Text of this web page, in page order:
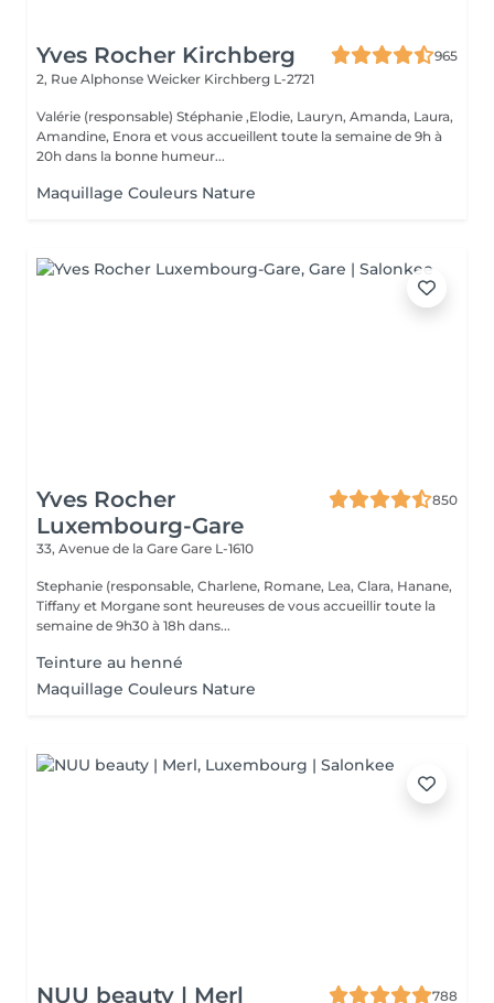
Yves Rocher Kirchberg
965
2, Rue Alphonse Weicker Kirchberg L-2721
Valérie (responsable) Stéphanie ,Elodie, Lauryn, Amanda, Laura,
Amandine, Enora et vous accueillent toute la semaine de 9h à
20h dans la bonne humeur...
Maquillage Couleurs Nature
Yves Rocher
Luxembourg-Gare
850
33, Avenue de la Gare Gare L-1610
Stephanie (responsable, Charlene, Romane, Lea, Clara, Hanane,
Tiffany et Morgane sont heureuses de vous accueillir toute la
semaine de 9h30 à 18h dans...
Teinture au henné
Maquillage Couleurs Nature
NUU beauty | Merl
788